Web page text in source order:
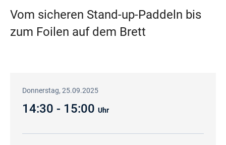
Vom sicheren Stand-up-Paddeln bis
zum Foilen auf dem Brett
Donnerstag, 25.09.2025
14:30 - 15:00 Uhr